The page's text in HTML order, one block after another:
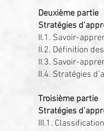
Deuxième partie
Stratégies
II.1. Savoir-
II.2. Définition
II.3. Savoir-
II.4. Stratégies
Troisième partie
Stratégies
III.1.